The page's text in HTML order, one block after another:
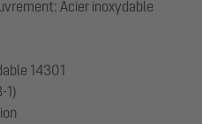
Acier inoxydable
14301
1)